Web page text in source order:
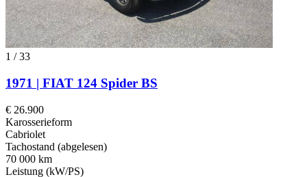
1 /33
1971 | FIAT 124 Spider BS
€ 26.900
Karosserieform
Cabriolet
Tachostand (abgelesen)
70 000 km
Leistung (kW/PS)